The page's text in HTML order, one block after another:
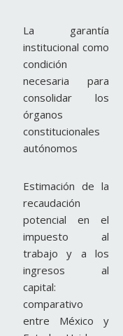
La garantía
institucional como
condición
necesaria para
consolidar los
órganos
constitucionales
autónomos
Estimación de la
recaudación
potencial en el
impuesto al
trabajo y a los
ingresos al
capital:
comparativo
entre México y